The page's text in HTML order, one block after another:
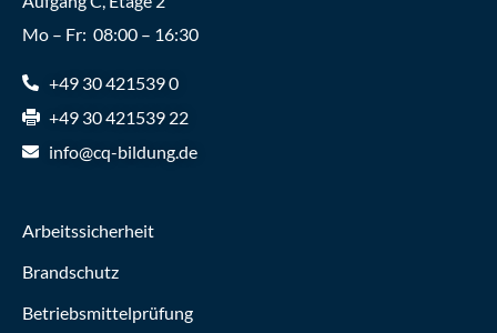
Mo – Fr: 08:00 – 16:30
+49 30 421539 0
+49 30 421539 22
info@cq-bildung.de
Arbeitssicherheit
Brandschutz
Betriebsmittelprüfung